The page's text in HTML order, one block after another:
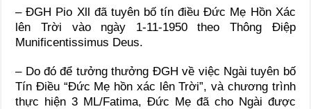
– ĐGH Pio Xll đã tuyên bố tín điều Đức Mẹ Hồn Xác
lên Trời vào ngày 1-11-1950 theo Thông Điệp
Munificentissimus Deus.
– Do đó để tưởng thưởng ĐGH về việc Ngài tuyên bố
Tín Điều “Đức Mẹ hồn xác lên Trời”, và chương trình
thực hiện 3 ML/Fatima, Đức Mẹ đã cho Ngài được